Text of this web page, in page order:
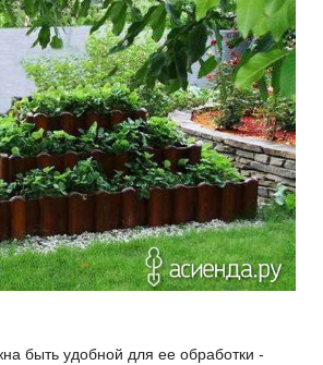
быть удобной для ее обработки -